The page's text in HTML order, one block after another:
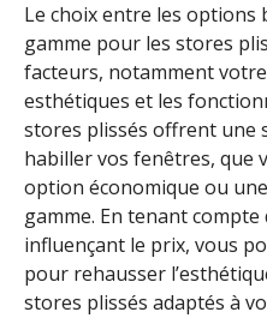
Le choix entre les options
gamme pour les stores
facteurs, notamment
esthétiques et les
stores plissés offrent une
habiller vos fenêtres, que
option économique ou
gamme. En tenant
influençant le prix, vous
pour rehausser
stores plissés adaptés à